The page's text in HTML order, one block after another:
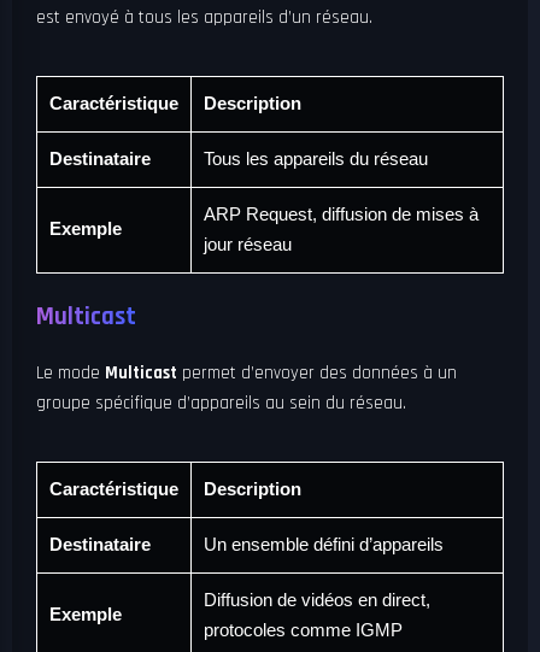
est envoyé à tous les appareils d’un réseau.
Caractéristique Description
Destinataire Tous les appareils du réseau
Exemple
ARP Request, diffusion de mises à
jour réseau
Multicast
Le mode Multicast permet d’envoyer des données à un
groupe spécifique d’appareils au sein du réseau.
Caractéristique Description
Destinataire Un ensemble défini d’appareils
Exemple
Diffusion de vidéos en direct,
protocoles comme IGMP